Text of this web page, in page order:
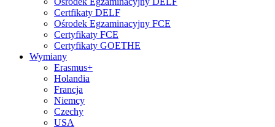
Certfikaty DELF
Ośrodek Egzaminacyjny FCE
Certyfikaty FCE
Certyfikaty GOETHE
Wymiany
Erasmus+
Holandia
Francja
Niemcy
Czechy
USA